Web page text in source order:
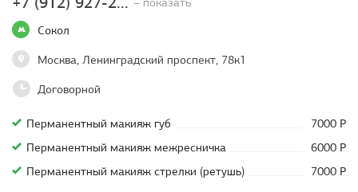
Сокол
Москва, Ленинградский проспект, 78к1
Договорной
Перманентный макияж губ
7000 Р
Перманентный макияж межресничка
6000 Р
Перманентный макияж стрелки (ретушь)
7000 Р